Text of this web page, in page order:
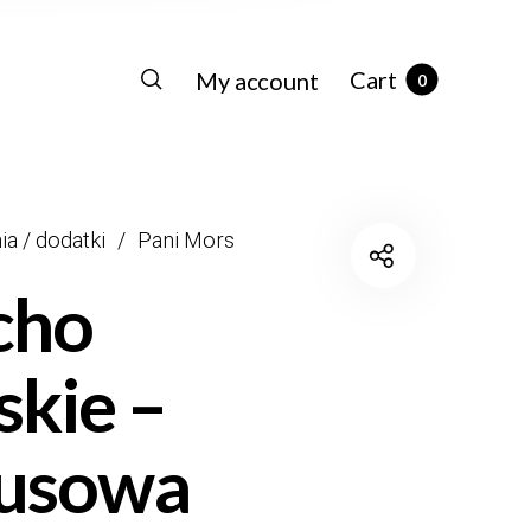
My account Cart 0
/ dodatki / Pani Mors
–